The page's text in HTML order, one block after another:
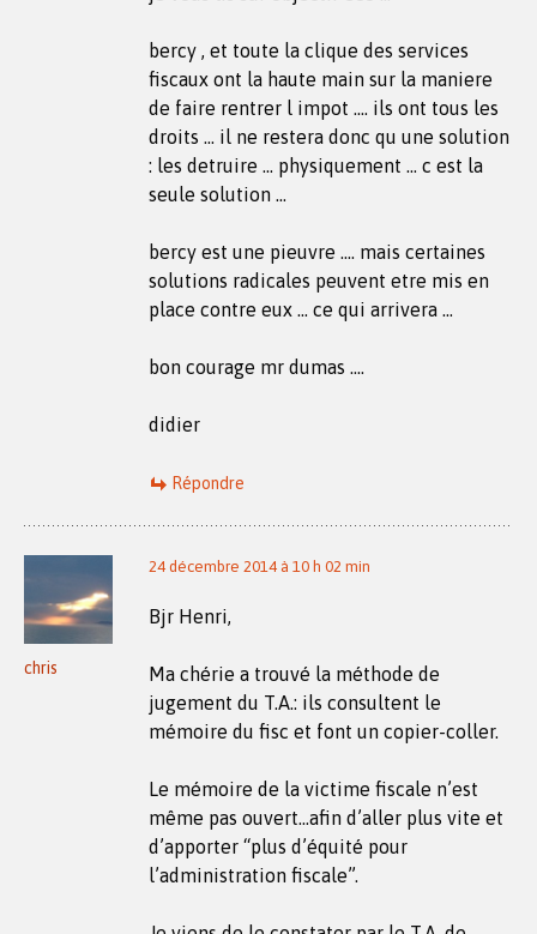
bercy , et toute la clique des services
fiscaux ont la haute main sur la maniere
de faire rentrer l impot …. ils ont tous les
droits … il ne restera donc qu une solution
: les detruire … physiquement … c est la
seule solution …
bercy est une pieuvre …. mais certaines
solutions radicales peuvent etre mis en
place contre eux … ce qui arrivera …
bon courage mr dumas ….
didier
Répondre
chris
24 décembre 2014 à 10 h 02 min
Bjr Henri,
Ma chérie a trouvé la méthode de
jugement du T.A.: ils consultent le
mémoire du fisc et font un copier-coller.
Le mémoire de la victime fiscale n’est
même pas ouvert…afin d’aller plus vite et
d’apporter “plus d’équité pour
l’administration fiscale”.